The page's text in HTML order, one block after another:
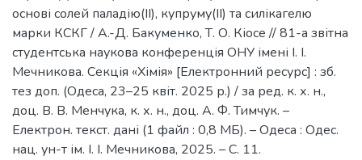
основі солей паладію(ІІ), купруму(ІІ) та силікагелю
марки КСКГ / А.-Д. Бакуменко, Т. О. Кіосе // 81-а звітна
студентська наукова конференція ОНУ імені І. І.
Мечникова. Секція «Хімія» [Електронний ресурс] : зб.
тез доп. (Одеса, 23–25 квіт. 2025 р.) / за ред. к. х. н.,
доц. В. В. Менчука, к. х. н., доц. А. Ф. Тимчук. –
Електрон. текст. дані (1 файл : 0,8 МБ). – Одеса : Одес.
нац. ун-т ім. І. І. Мечникова, 2025. – С. 11.